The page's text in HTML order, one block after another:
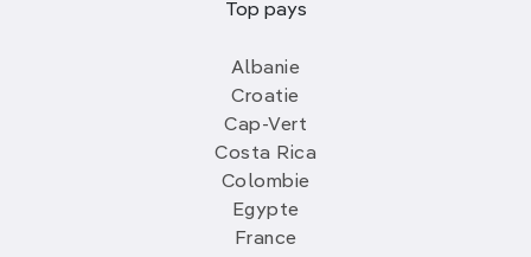
Top pays
Albanie
Croatie
Cap-Vert
Costa Rica
Colombie
Egypte
France